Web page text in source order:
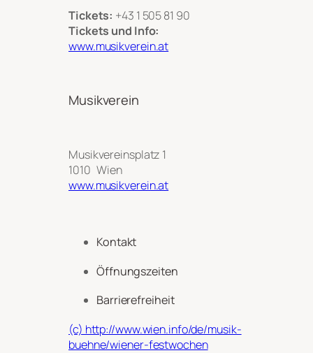
Tickets: +43 1 505 81 90
Tickets und Info:
www.musikverein.at
Musikverein
Musikvereinsplatz 1
1010Wien
www.musikverein.at
Kontakt
Öffnungszeiten
Barrierefreiheit
(c) http://www.wien.info/de/musik-
buehne/wiener-festwochen